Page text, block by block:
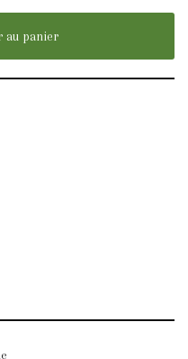
au panier